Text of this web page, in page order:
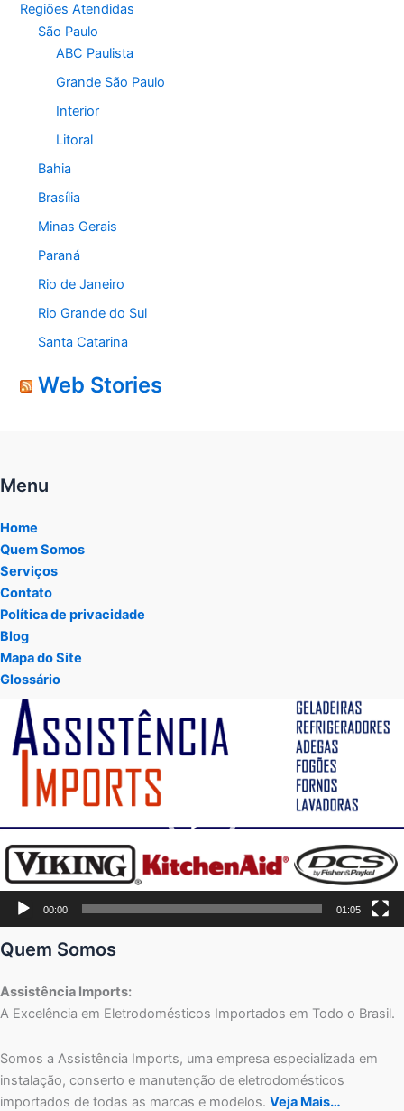
Regiões Atendidas
São Paulo
ABC Paulista
Grande São Paulo
Interior
Litoral
Bahia
Brasília
Minas Gerais
Paraná
Rio de Janeiro
Rio Grande do Sul
Santa Catarina
Web Stories
Menu
Home
Quem Somos
Serviços
Contato
Política de privacidade
Blog
Mapa do Site
Glossário
Tocador
vídeo
00:00 01:05
Quem Somos
Assistência Imports:
A Excelência em Eletrodomésticos Importados em Todo o Brasil.
Somos a Assistência Imports, uma empresa especializada em
instalação, conserto e manutenção de eletrodomésticos
importados de todas as marcas e modelos. Veja Mais…